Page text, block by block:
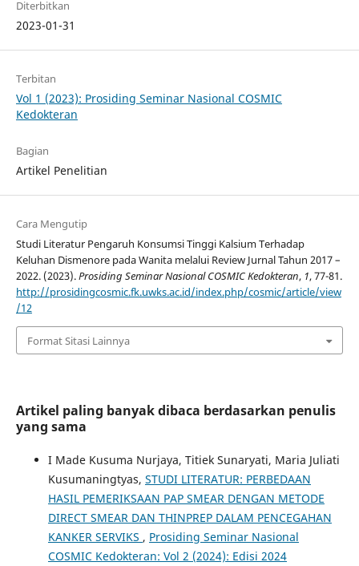
Diterbitkan
2023-01-31
Terbitan
Vol 1 (2023): Prosiding Seminar Nasional COSMIC
Kedokteran
Bagian
Artikel Penelitian
Cara Mengutip
Studi Literatur Pengaruh Konsumsi Tinggi Kalsium Terhadap
Keluhan Dismenore pada Wanita melalui Review Jurnal Tahun 2017 –
2022. (2023).Prosiding Seminar Nasional COSMIC Kedokteran, 1, 77-81.
http://prosidingcosmic.fk.uwks.ac.id/index.php/cosmic/article/view
/12
Format Sitasi Lainnya
Artikel paling banyak dibaca berdasarkan penulis
yang sama
I Made Kusuma Nurjaya, Titiek Sunaryati, Maria Juliati
Kusumaningtyas, STUDI LITERATUR: PERBEDAAN
HASIL PEMERIKSAAN PAP SMEAR DENGAN METODE
DIRECT SMEAR DAN THINPREP DALAM PENCEGAHAN
KANKER SERVIKS , Prosiding Seminar Nasional
COSMIC Kedokteran: Vol 2 (2024): Edisi 2024